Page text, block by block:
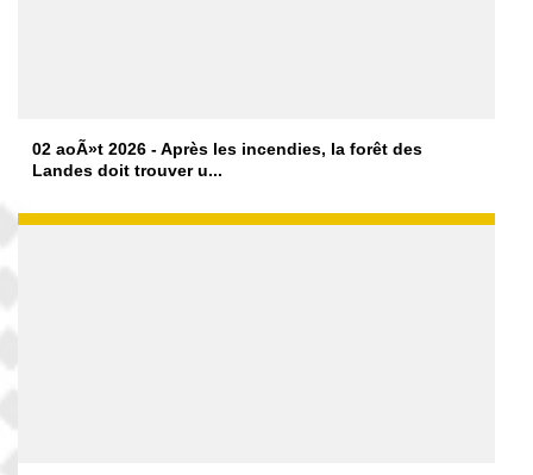
02 aoÃ»t 2026 - Après les incendies, la forêt des
Landes doit trouver u...